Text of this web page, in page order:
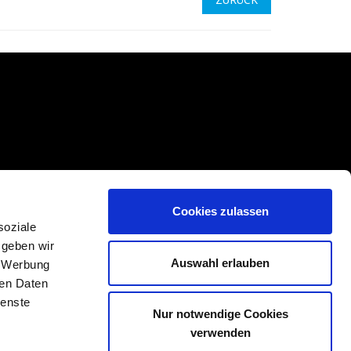
wir
Daten
Cookies zulassen
Auswahl erlauben
Nur notwendige Cookies
verwenden